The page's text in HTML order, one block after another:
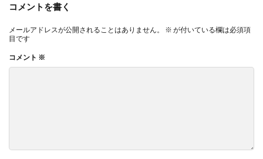
コメントを書く
メールアドレスが公開されることはありません。 ※ が付いている欄は必須項
目です
コメント ※